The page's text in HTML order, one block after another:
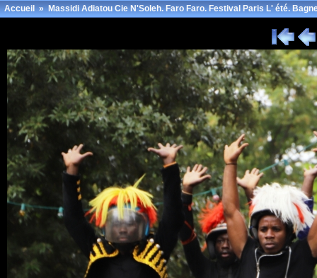
Accueil»Massidi Adiatou Cie N'Soleh. Faro Faro. Festival Paris L' été.